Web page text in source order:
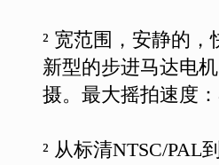
² 宽范围，安静的，
新型的步进马达电
摄。最大摇拍速度：
² 从标清NTSC/PAL